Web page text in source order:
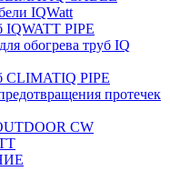
IQWatt
IQWATT PIPE
обогрева труб IQ
CLIMATIQ PIPE
протечек
CW